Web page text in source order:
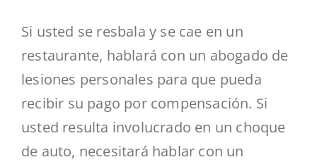
Si usted se resbala y se cae en un
restaurante, hablará con un abogado de
lesiones personales para que pueda
recibir su pago por compensación. Si
usted resulta involucrado en un choque
de auto, necesitará hablar con un